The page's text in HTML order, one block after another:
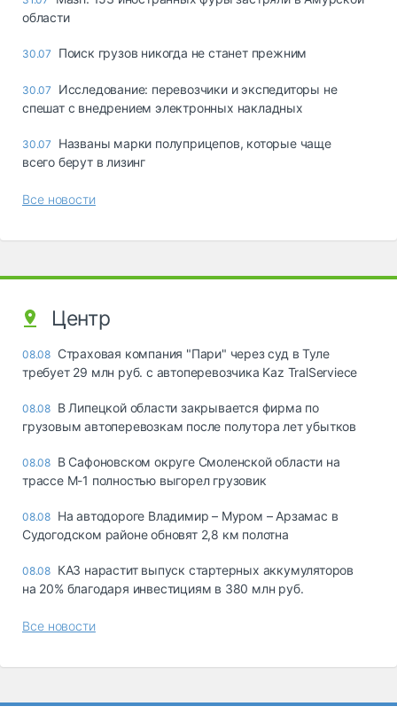
области
30.07 Поиск грузов никогда не станет прежним
30.07
Исследование: перевозчики и экспедиторы не
спешат с внедрением электронных накладных
30.07
Названы марки полуприцепов, которые чаще
всего берут в лизинг
Все новости
Центр
08.08 Страховая компания "Пари" через суд в Туле
требует 29 млн руб. с автоперевозчика Kaz TralServiece
08.08 В Липецкой области закрывается фирма по
грузовым автоперевозкам после полутора лет убытков
08.08 В Сафоновском округе Смоленской области на
трассе М-1 полностью выгорел грузовик
08.08 На автодороге Владимир – Муром – Арзамас в
Судогодском районе обновят 2,8 км полотна
08.08 КАЗ нарастит выпуск стартерных аккумуляторов
на 20% благодаря инвестициям в 380 млн руб.
Все новости